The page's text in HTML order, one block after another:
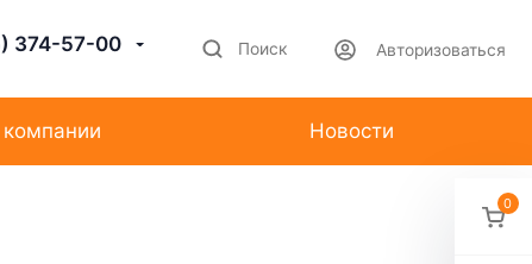
374-57-00 Поиск Авторизоваться
Новости
0